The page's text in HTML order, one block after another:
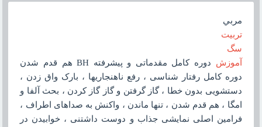
مربي
تربيت
سگ
آموزش
دوره کامل مقدماتى و پيشرفته BH هم قدم شدن
دوره کامل رفتار شناسى ، رفع ناهنجاريها ، بارک واق زدن ،
دستشويى بدون خطا ، گاز گرفتن و گاز گاز کردن ، بحث آلفا و
امگا ، هم قدم شدن ، تنها ماندن ، واکنش به صداهاى اطراف ،
فرامين اصلى نمايشى جذاب و دوست داشتنى ، خوابيدن در